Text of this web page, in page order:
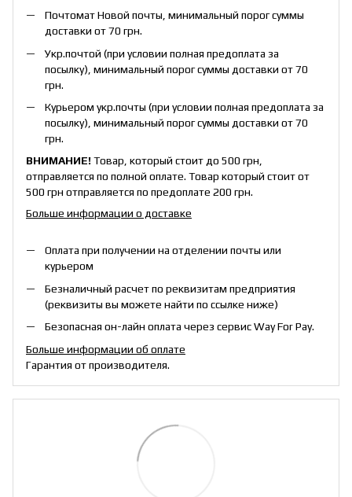
Почтомат Новой почты, минимальный порог суммы
доставки от 70 грн.
Укр.почтой (при условии полная предоплата за
посылку), минимальный порог суммы доставки от 70
грн.
Курьером укр.почты (при условии полная предоплата за
посылку), минимальный порог суммы доставки от 70
грн.
ВНИМАНИЕ!Товар, который стоит до 500 грн,
отправляется по полной оплате. Товар который стоит от
500 грн отправляется по предоплате 200 грн.
Больше информации о доставке
Оплата при получении на отделении почты или
курьером
Безналичный расчет по реквизитам предприятия
(реквизиты вы можете найти по ссылке ниже)
Безопасная он-лайн оплата через сервис Way For Pay.
Больше информации об оплате
Гарантия от производителя.